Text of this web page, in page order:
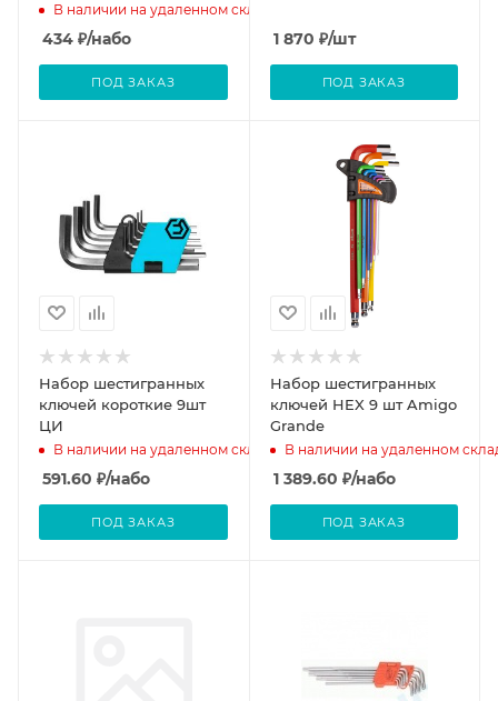
В наличии на удаленном складе
434 ₽/набо
ПОД ЗАКАЗ
1 870 ₽/шт
ПОД ЗАКАЗ
Набор шестигранных
ключей короткие 9шт
ЦИ
В наличии на удаленном складе
591.60 ₽/набо
ПОД ЗАКАЗ
Набор шестигранных
ключей HEX 9 шт Amigo
Grande
В наличии на удаленном
1 389.60 ₽/набо
ПОД ЗАКАЗ